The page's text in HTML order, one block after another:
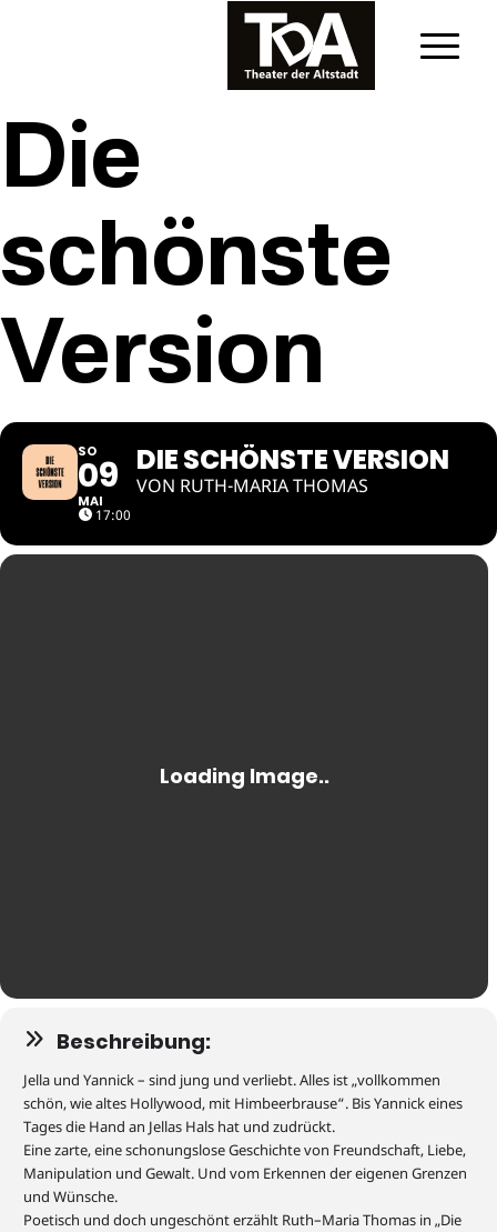
Die
schönste
Version
SO
09
MAI
17:00
DIE SCHÖNSTE VERSION
VON RUTH-MARIA THOMAS
Beschreibung:
Jella und Yannick – sind jung und verliebt. Alles ist „vollkommen
schön, wie altes Hollywood, mit Himbeerbrause“. Bis Yannick eines
Tages die Hand an Jellas Hals hat und zudrückt.
Eine zarte, eine schonungslose Geschichte von Freundschaft, Liebe,
Manipulation und Gewalt. Und vom Erkennen der eigenen Grenzen
und Wünsche.
Poetisch und doch ungeschönt erzählt Ruth–Maria Thomas in „Die